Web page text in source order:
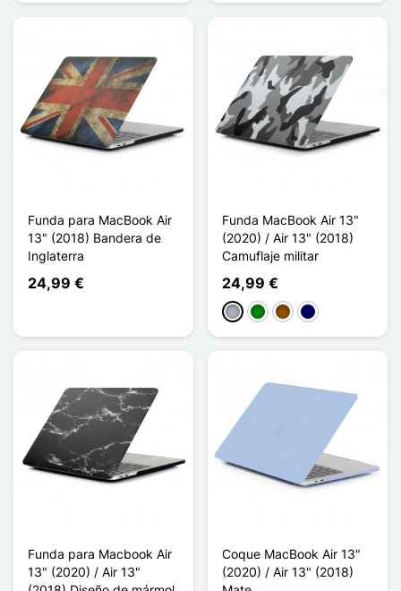
Funda para MacBook Air
13" (2018) Bandera de
Inglaterra
24,99 €
Funda MacBook Air 13"
(2020) / Air 13" (2018)
Camuflaje militar
24,99 €
Gris VerdeMarrónAzul marino
Funda para Macbook Air
13" (2020) / Air 13"
Coque MacBook Air 13"
(2020) / Air 13" (2018)